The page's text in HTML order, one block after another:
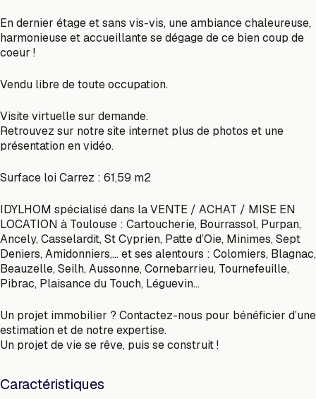
En dernier étage et sans vis-vis, une ambiance chaleureuse,
harmonieuse et accueillante se dégage de ce bien coup de
coeur !
Vendu libre de toute occupation.
Visite virtuelle sur demande.
Retrouvez sur notre site internet plus de photos et une
présentation en vidéo.
Surface loi Carrez : 61,59 m2
IDYLHOM spécialisé dans la VENTE / ACHAT / MISE EN
LOCATION à Toulouse : Cartoucherie, Bourrassol, Purpan,
Ancely, Casselardit, St Cyprien, Patte d’Oie, Minimes, Sept
Deniers, Amidonniers,… et ses alentours : Colomiers, Blagnac,
Beauzelle, Seilh, Aussonne, Cornebarrieu, Tournefeuille,
Pibrac, Plaisance du Touch, Léguevin…
Un projet immobilier ? Contactez-nous pour bénéficier d’une
estimation et de notre expertise.
Un projet de vie se rêve, puis se construit !
Caractéristiques